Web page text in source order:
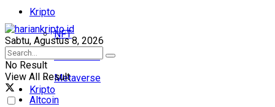
Kripto
NFT
Blockchain
Metaverse
Altcoin
Sabtu, Agustus 8, 2026
No Result
View All Result
Kripto